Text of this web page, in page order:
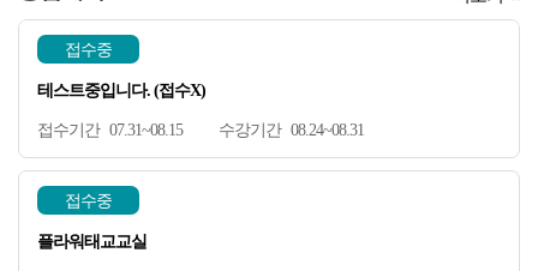
접수중
테스트중입니다. (접수X)
07.31~08.15 08.24~08.31
접수중
플라워태교교실